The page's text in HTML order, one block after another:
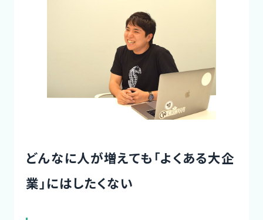
どんなに人が増えても「よくある大企
業」にはしたくない